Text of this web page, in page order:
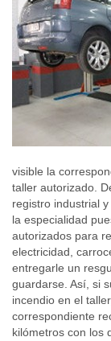
visible la
taller autorizado.
registro industrial
la especialidad
autorizados para
electricidad,
entregarle un
guardarse. Así, si
incendio en el
correspondiente
kilómetros con los